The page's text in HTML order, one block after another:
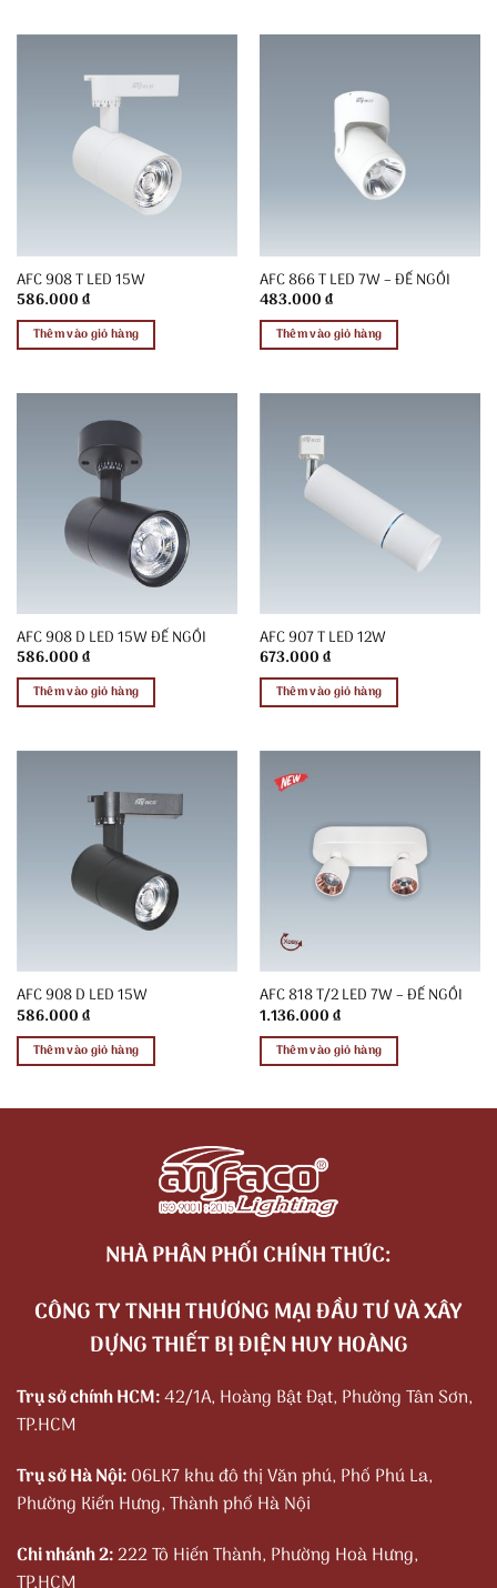
AFC 908 T LED 15W
586.000₫
Thêm vào giỏ hàng
AFC 866 T LED 7W – ĐẾ NGỒI
483.000₫
Thêm vào giỏ hàng
AFC 908 D LED 15W ĐẾ NGỒI
586.000₫
Thêm vào giỏ hàng
AFC 907 T LED 12W
673.000₫
Thêm vào giỏ hàng
AFC 908 D LED 15W
586.000₫
Thêm vào giỏ hàng
AFC 818 T/2 LED 7W – ĐẾ NGỒI
1.136.000₫
Thêm vào giỏ hàng
NHÀ PHÂN PHỐI CHÍNH THỨC:
CÔNG TY TNHH THƯƠNG MẠI ĐẦU TƯ VÀ XÂY
DỰNG THIẾT BỊ ĐIỆN HUY HOÀNG
Trụ sở chính HCM:42/1A, Hoàng Bật Đạt, Phường Tân Sơn,
TP.HCM
Trụ sở Hà Nội:06LK7 khu đô thị Văn phú, Phố Phú La,
Phường Kiến Hưng, Thành phố Hà Nội
Chi nhánh 2:222 Tô Hiến Thành, Phường Hoà Hưng,